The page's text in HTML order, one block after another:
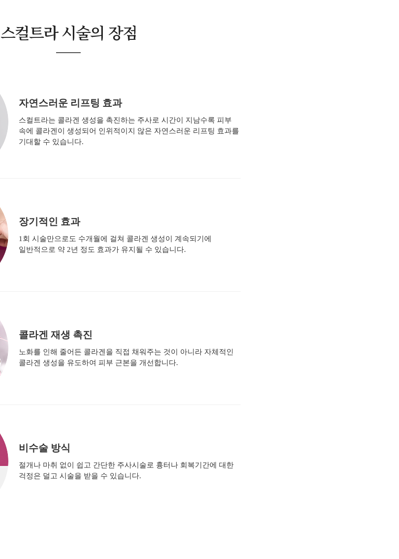
스컬트라 시술의 장점
자연스러운 리프팅 효과
스컬트라는 콜라겐 생성을 촉진하는 주사로 시간이 지남수록 피부
속에 콜라겐이 생성되어 인위적이지 않은 자연스러운 리프팅 효과를
기대할 수 있습니다.
장기적인 효과
1회 시술만으로도 수개월에 걸쳐 콜라겐 생성이 계속되기에
일반적으로 약 2년 정도 효과가 유지될 수 있습니다.
콜라겐 재생 촉진
노화를 인해 줄어든 콜라겐을 직접 채워주는 것이 아니라 자체적인
콜라겐 생성을 유도하여 피부 근본을 개선합니다.
비수술 방식
절개나 마취 없이 쉽고 간단한 주사시술로 흉터나 회복기간에 대한
걱정은 덜고 시술을 받을 수 있습니다.